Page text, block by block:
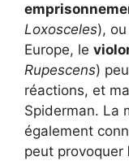
Loxosceles),
Europe, le
Rupescens)
réactions, et
Spiderman. La
également
peut provoquer